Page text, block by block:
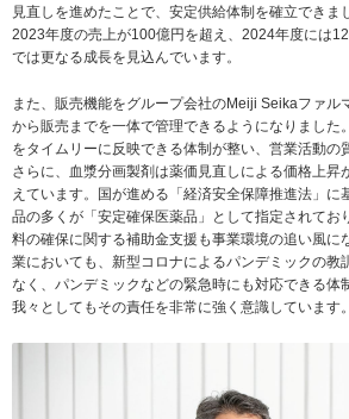
見直しを進めたことで、安定供給体制を確立できま
2023年度の売上が100億円を超え、2024年度には
では更なる成長を見込んでいます。
また、販売機能をグループ会社のMeiji Seikaファル
から販売までを一体で管理できるようになりました
をタイムリーに反映できる体制が整い、営業活動の
さらに、血漿分画製剤は薬価見直しによる価格上昇
えています。国が進める「経済安全保障推進法」に
品の多くが「安定確保医薬品」として指定されてお
料の確保に関する補助金支援も事業環境の追い風に
業においても、新型コロナによるパンデミックの教
なく、パンデミックなどの緊急時にも対応できる体
我々としてもその責任を非常に強く意識しています。